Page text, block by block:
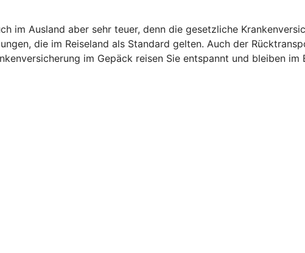
im Ausland aber sehr teuer, denn die gesetzliche
die im Reiseland als Standard gelten. Auch der
im Gepäck reisen Sie entspannt und bleiben